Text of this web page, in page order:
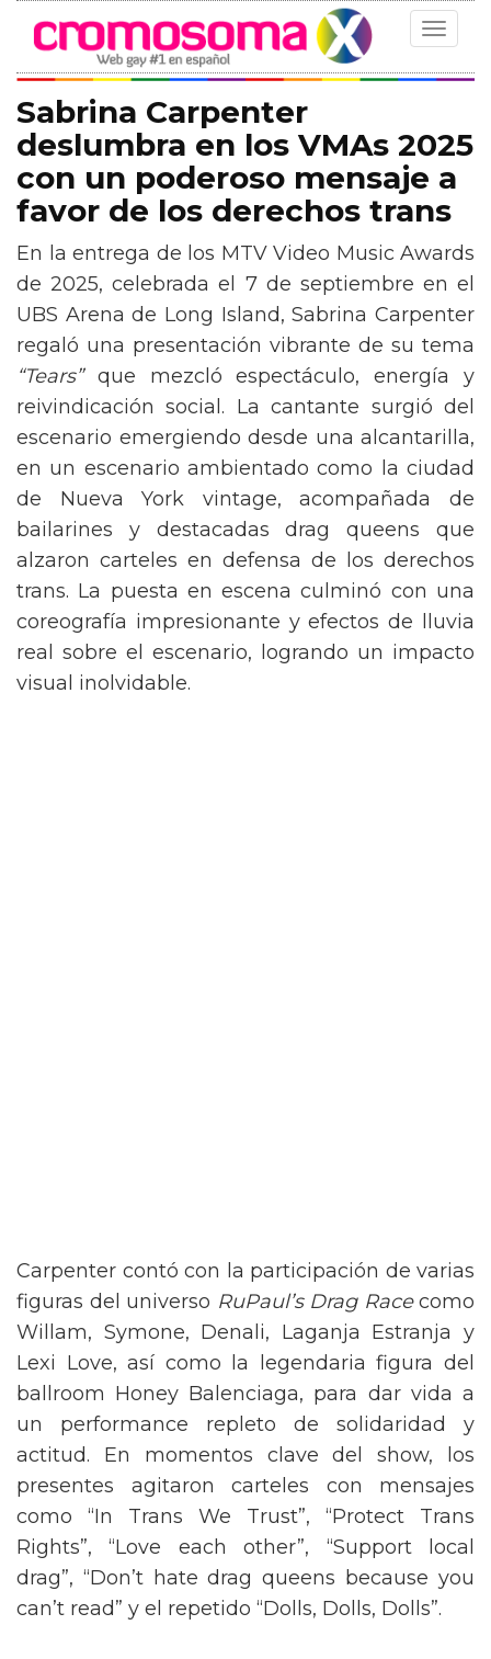
Toggle
Sabrina Carpenter
deslumbra en los VMAs 2025
con un poderoso mensaje a
favor de los derechos trans
En la entrega de los MTV Video Music Awards
de 2025, celebrada el 7 de septiembre en el
UBS Arena de Long Island, Sabrina Carpenter
regaló una presentación vibrante de su tema
“Tears”que mezcló espectáculo, energía y
reivindicación social. La cantante surgió del
escenario emergiendo desde una alcantarilla,
en un escenario ambientado como la ciudad
de Nueva York vintage, acompañada de
bailarines y destacadas drag queens que
alzaron carteles en defensa de los derechos
trans. La puesta en escena culminó con una
coreografía impresionante y efectos de lluvia
real sobre el escenario, logrando un impacto
visual inolvidable.
Carpenter contó con la participación de varias
figuras del universo RuPaul’s Drag Racecomo
Willam, Symone, Denali, Laganja Estranja y
Lexi Love, así como la legendaria figura del
ballroom Honey Balenciaga, para dar vida a
un performance repleto de solidaridad y
actitud. En momentos clave del show, los
presentes agitaron carteles con mensajes
como “In Trans We Trust”, “Protect Trans
Rights”, “Love each other”, “Support local
drag”, “Don’t hate drag queens because you
can’t read” y el repetido “Dolls, Dolls, Dolls”.